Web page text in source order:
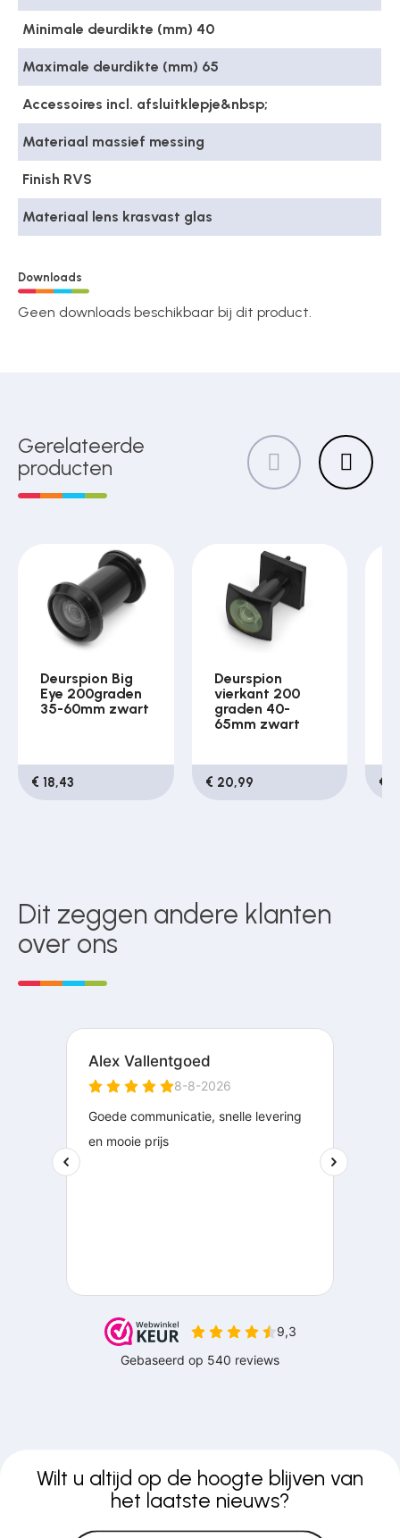
Minimale deurdikte (mm) 40
Maximale deurdikte (mm) 65
Accessoires incl. afsluitklepje&nbsp;
Materiaal massief messing
Finish RVS
Materiaal lens krasvast glas
Downloads
Geen downloads beschikbaar bij dit product.
Gerelateerde
producten
Deurspion Big
Eye 200graden
35-60mm zwart
€ 18,43
Deurspion
vierkant 200
graden 40-
65mm zwart
€ 20,99 €
Dit zeggen andere klanten
over ons
Wilt u altijd op de hoogte blijven van
het laatste nieuws?